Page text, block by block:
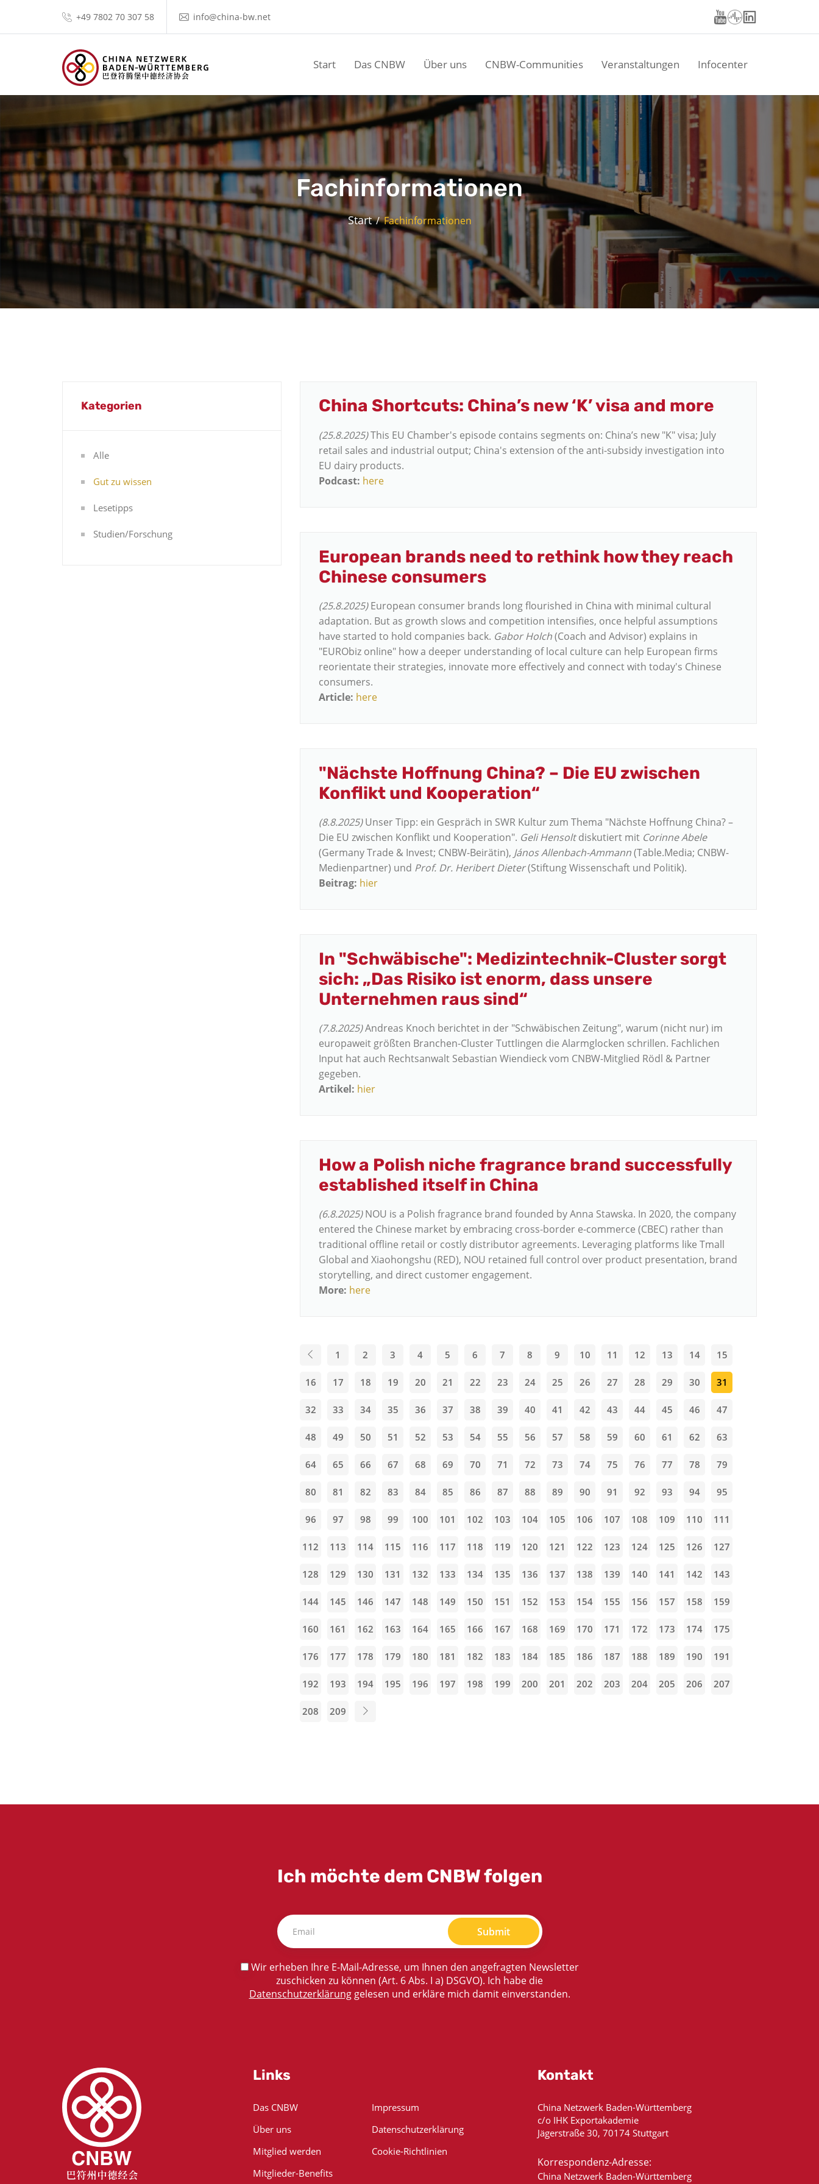
+49 7802 70 307 58 info@china-bw.net
Start Das CNBW Über uns CNBW-Communities Veranstaltungen Infocenter
Fachinformationen
Start Fachinformationen
Kategorien
Alle
Gut zu wissen
Lesetipps
Studien/Forschung
China Shortcuts: China’s new ‘K’ visa and more
(25.8.2025)This EU Chamber's episode contains segments on: China’s new "K" visa; July
retail sales and industrial output; China's extension of the anti-subsidy investigation into
EU dairy products.
Podcast: here
European brands need to rethink how they reach
Chinese consumers
(25.8.2025)European consumer brands long flourished in China with minimal cultural
adaptation. But as growth slows and competition intensifies, once helpful assumptions
have started to hold companies back. Gabor Holch(Coach and Advisor) explains in
"EURObiz online" how a deeper understanding of local culture can help European firms
reorientate their strategies, innovate more effectively and connect with today's Chinese
consumers.
Article: here
"Nächste Hoffnung China? – Die EU zwischen
Konflikt und Kooperation“
(8.8.2025)Unser Tipp: ein Gespräch in SWR Kultur zum Thema "Nächste Hoffnung China? –
Die EU zwischen Konflikt und Kooperation". Geli Hensoltdiskutiert mit Corinne Abele
(Germany Trade & Invest; CNBW-Beirätin), János Allenbach-Ammann(Table.Media; CNBW-
Medienpartner) und Prof. Dr. Heribert Dieter(Stiftung Wissenschaft und Politik).
Beitrag: hier
In "Schwäbische": Medizintechnik-Cluster sorgt
sich: „Das Risiko ist enorm, dass unsere
Unternehmen raus sind“
(7.8.2025)Andreas Knoch berichtet in der "Schwäbischen Zeitung", warum (nicht nur) im
europaweit größten Branchen-Cluster Tuttlingen die Alarmglocken schrillen. Fachlichen
Input hat auch Rechtsanwalt Sebastian Wiendieck vom CNBW-Mitglied Rödl & Partner
gegeben.
Artikel: hier
How a Polish niche fragrance brand successfully
established itself in China
(6.8.2025)NOU is a Polish fragrance brand founded by Anna Stawska. In 2020, the company
entered the Chinese market by embracing cross-border e-commerce (CBEC) rather than
traditional offline retail or costly distributor agreements. Leveraging platforms like Tmall
Global and Xiaohongshu (RED), NOU retained full control over product presentation, brand
storytelling, and direct customer engagement.
More: here
1 2 3 4 5 6 7 8 9 10 11 12 13 14 15
16 17 18 19 20 21 22 23 24 25 26 27 28 29 30 31
32 33 34 35 36 37 38 39 40 41 42 43 44 45 46 47
48 49 50 51 52 53 54 55 56 57 58 59 60 61 62 63
64 65 66 67 68 69 70 71 72 73 74 75 76 77 78 79
80 81 82 83 84 85 86 87 88 89 90 91 92 93 94 95
96 97 98 99 100 101 102 103 104 105 106 107 108 109 110 111
112 113 114 115 116 117 118 119 120 121 122 123 124 125 126 127
128 129 130 131 132 133 134 135 136 137 138 139 140 141 142 143
144 145 146 147 148 149 150 151 152 153 154 155 156 157 158 159
160 161 162 163 164 165 166 167 168 169 170 171 172 173 174 175
176 177 178 179 180 181 182 183 184 185 186 187 188 189 190 191
192 193 194 195 196 197 198 199 200 201 202 203 204 205 206 207
208 209
Ich möchte dem CNBW folgen
Submit
Wir erheben Ihre E-Mail-Adresse, um Ihnen den angefragten Newsletter
zuschicken zu können (Art. 6 Abs. I a) DSGVO). Ich habe die
Datenschutzerklärunggelesen und erkläre mich damit einverstanden.
Links
Das CNBW
Über uns
Mitglied werden
Mitglieder-Benefits
Impressum
Datenschutzerklärung
Cookie-Richtlinien
Kontakt
China Netzwerk Baden-Württemberg
c/o IHK Exportakademie
Jägerstraße 30, 70174 Stuttgart
Korrespondenz-Adresse:
China Netzwerk Baden-Württemberg